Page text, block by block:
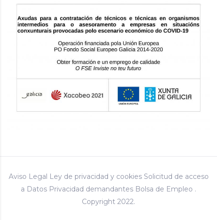
Aviso Legal Ley de privacidad y cookies Solicitud de acceso
a Datos Privacidad demandantes Bolsa de Empleo .
Copyright 2022.